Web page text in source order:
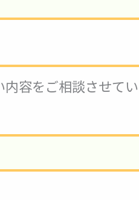
容をご相談させてい